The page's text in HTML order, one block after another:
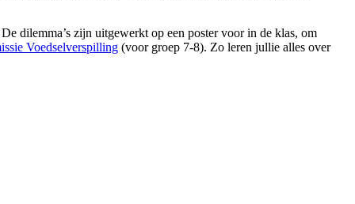
dilemma’s zijn uitgewerkt op een poster voor in de klas, om
Voedselverspilling (voor groep 7-8). Zo leren jullie alles over